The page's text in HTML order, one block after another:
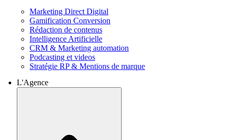
Marketing Direct Digital
Gamification Conversion
Rédaction de contenus
Intelligence Artificielle
CRM & Marketing automation
Podcasting et videos
Stratégie RP & Mentions de marque
L'Agence